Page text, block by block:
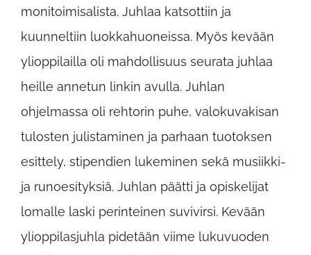
monitoimisalista. Juhlaa katsottiin ja
kuunneltiin luokkahuoneissa. Myös kevään
ylioppilailla oli mahdollisuus seurata juhlaa
heille annetun linkin avulla. Juhlan
ohjelmassa oli rehtorin puhe, valokuvakisan
tulosten julistaminen ja parhaan tuotoksen
esittely, stipendien lukeminen sekä musiikki-
ja runoesityksiä. Juhlan päätti ja opiskelijat
lomalle laski perinteinen suvivirsi. Kevään
ylioppilasjuhla pidetään viime lukuvuoden